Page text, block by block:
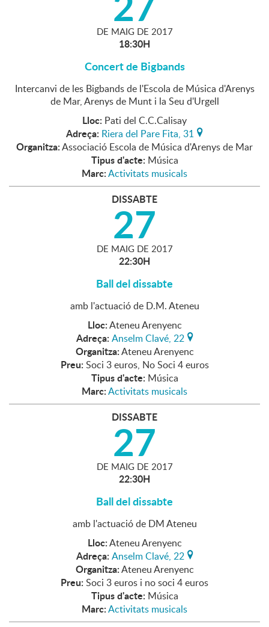
DE MAIG DE 2017
18:30H
Concert de Bigbands
Intercanvi de les Bigbands de l'Escola de Música d'Arenys
de Mar, Arenys de Munt i la Seu d'Urgell
Lloc: Pati del C.C.Calisay
Adreça: Riera del Pare Fita, 31
Organitza:Associació Escola de Música d'Arenys de Mar
Tipus d'acte: Música
Marc:Activitats musicals
DISSABTE
27
DE MAIG DE 2017
22:30H
Ball del dissabte
amb l'actuació de D.M. Ateneu
Lloc:Ateneu Arenyenc
Adreça: Anselm Clavé, 22
Organitza:Ateneu Arenyenc
Preu: Soci 3 euros, No Soci 4 euros
Tipus d'acte: Música
Marc:Activitats musicals
DISSABTE
27
DE MAIG DE 2017
22:30H
Ball del dissabte
amb l'actuació de DM Ateneu
Lloc:Ateneu Arenyenc
Adreça: Anselm Clavé, 22
Organitza:Ateneu Arenyenc
Preu: Soci 3 euros i no soci 4 euros
Tipus d'acte: Música
Marc:Activitats musicals